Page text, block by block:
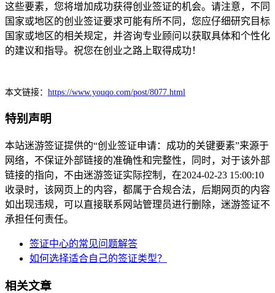
这些要素，您将增加成功获得创业签证的机会。请注意，不同
国家或地区的创业签证要求可能有所不同，您应仔细研究目标
国家或地区的相关规定，并咨询专业顾问以获取具体和个性化
的建议和指导。祝您在创业之路上取得成功！
本文链接： https://www.youqo.com/post/8077.html
特别声明
本站迷游签证提供的“创业签证申请：成功的关键要素”来源于
网络，不保证外部链接的准确性和完整性，同时，对于该外部
链接的指向，不由迷游签证实际控制，在2024-02-23 15:00:10
收录时，该网页上的内容，都属于合规合法，后期网页的内容
如出现违规，可以直接联系网站管理员进行删除，迷游签证不
承担任何责任。
签证中心的常见问题解答
如何选择适合自己的签证类型？
相关文章